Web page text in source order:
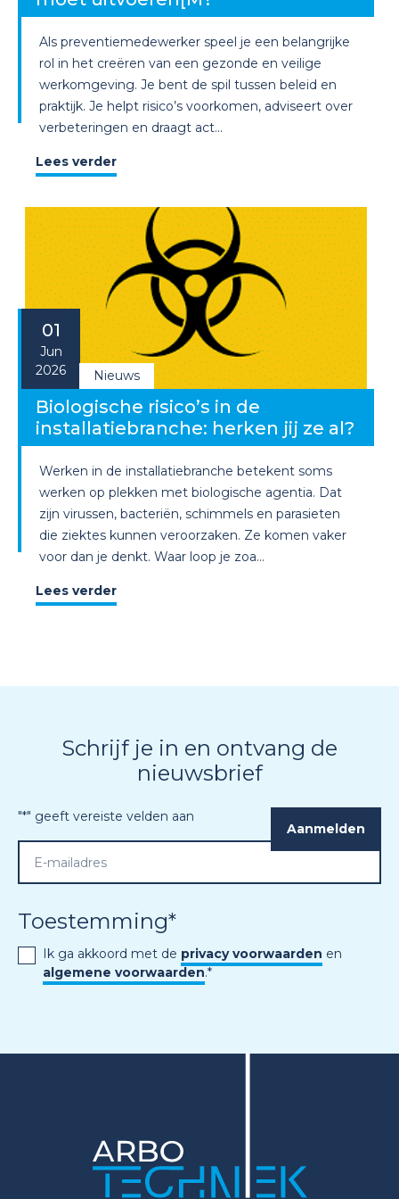
Als preventiemedewerker speel je een belangrijke
rol in het creëren van een gezonde en veilige
werkomgeving. Je bent de spil tussen beleid en
praktijk. Je helpt risico’s voorkomen, adviseert over
verbeteringen en draagt act...
Lees verder
01
Jun
2026
Nieuws
Biologische risico’s in de
installatiebranche: herken jij ze al?
Werken in de installatiebranche betekent soms
werken op plekken met biologische agentia. Dat
zijn virussen, bacteriën, schimmels en parasieten
die ziektes kunnen veroorzaken. Ze komen vaker
voor dan je denkt. Waar loop je zoa...
Lees verder
Schrijf je in en ontvang de
nieuwsbrief
"*" geeft vereiste velden aan
Toestemming*
Ik ga akkoord met de privacy voorwaarden en
algemene voorwaarden.*